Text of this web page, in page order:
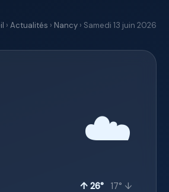
› Actualités › Nancy › Samedi 13 juin 2026
☁️
↑ 26° 17° ↓